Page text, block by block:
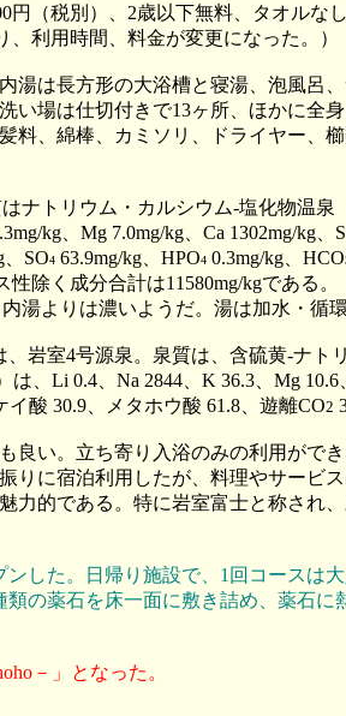
円（税別）、2歳以下無料、タオルな
利用時間、料金が変更になった。）
は長方形の大浴槽と寝湯、泡風呂
い場は仕切付きで13ヶ所、ほかに全
料、綿棒、カミソリ、ドライヤー、
ナトリウム・カルシウム-塩化物温
kg、Mg 7.0mg/kg、Ca 1302mg/kg
、SO4 63.9mg/kg、HPO4 0.3mg/kg、HCO
性除く成分合計は11580mg/kgであ
湯よりは濃いようだ。湯は加水・循環
岩室4号源泉。泉質は、含硫黄-ナ
、Li 0.4、Na 2844、K 36.3、Mg 10.6
酸 30.9、メタホウ酸 61.8、遊離CO2
良い。立ち寄り入浴のみの利用がで
りに宿泊利用したが、料理やサービ
力的である。特に岩室富士と称され
した。日帰り施設で、1回コースは
の薬石を床一面に敷き詰め、薬石
－」となった。